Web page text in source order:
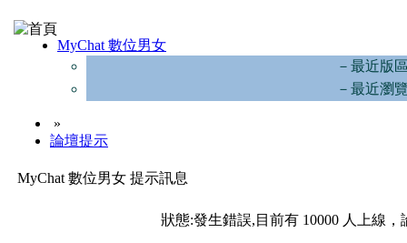
MyChat 數位男女
－最近版
－最近瀏
»
論壇提示
MyChat 數位男女 提示訊息
狀態:發生錯誤,目前有 10000 人上線